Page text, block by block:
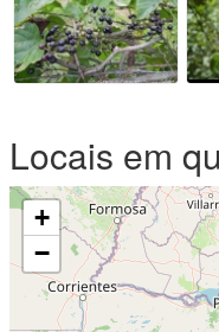
Locais em
+
−